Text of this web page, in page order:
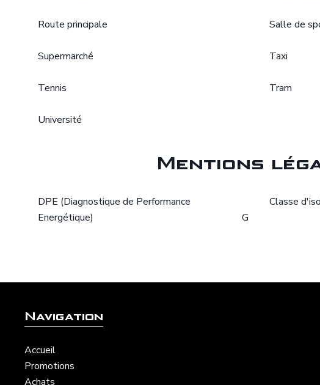
Route principale Salle de
Supermarché Taxi
Tennis Tram
Université
Mentions
DPE (Diagnostique de Performance
Energétique)
G
Classe
Navigation
Accueil
Promotions
Achats